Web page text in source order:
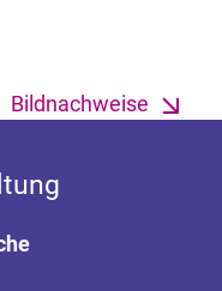
Bildnachweise